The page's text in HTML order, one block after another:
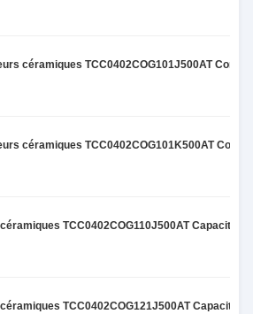
céramiques TCC0402COG101J500AT
céramiques TCC0402COG101K500AT
TCC0402COG110J500AT
TCC0402COG121J500AT